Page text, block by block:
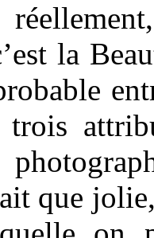
la
trois
que